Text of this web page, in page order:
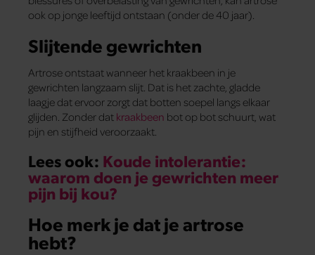
ook op jonge leeftijd ontstaan (onder de 40 jaar).
Slijtende gewrichten
Artrose ontstaat wanneer het kraakbeen in je
gewrichten langzaam slijt. Dat is het zachte, gladde
laagje dat ervoor zorgt dat botten soepel langs elkaar
glijden. Zonder dat kraakbeen bot op bot schuurt, wat
pijn en stijfheid veroorzaakt.
Lees ook: Koude intolerantie:
waarom doen je gewrichten meer
pijn bij kou?
Hoe merk je dat je artrose
hebt?